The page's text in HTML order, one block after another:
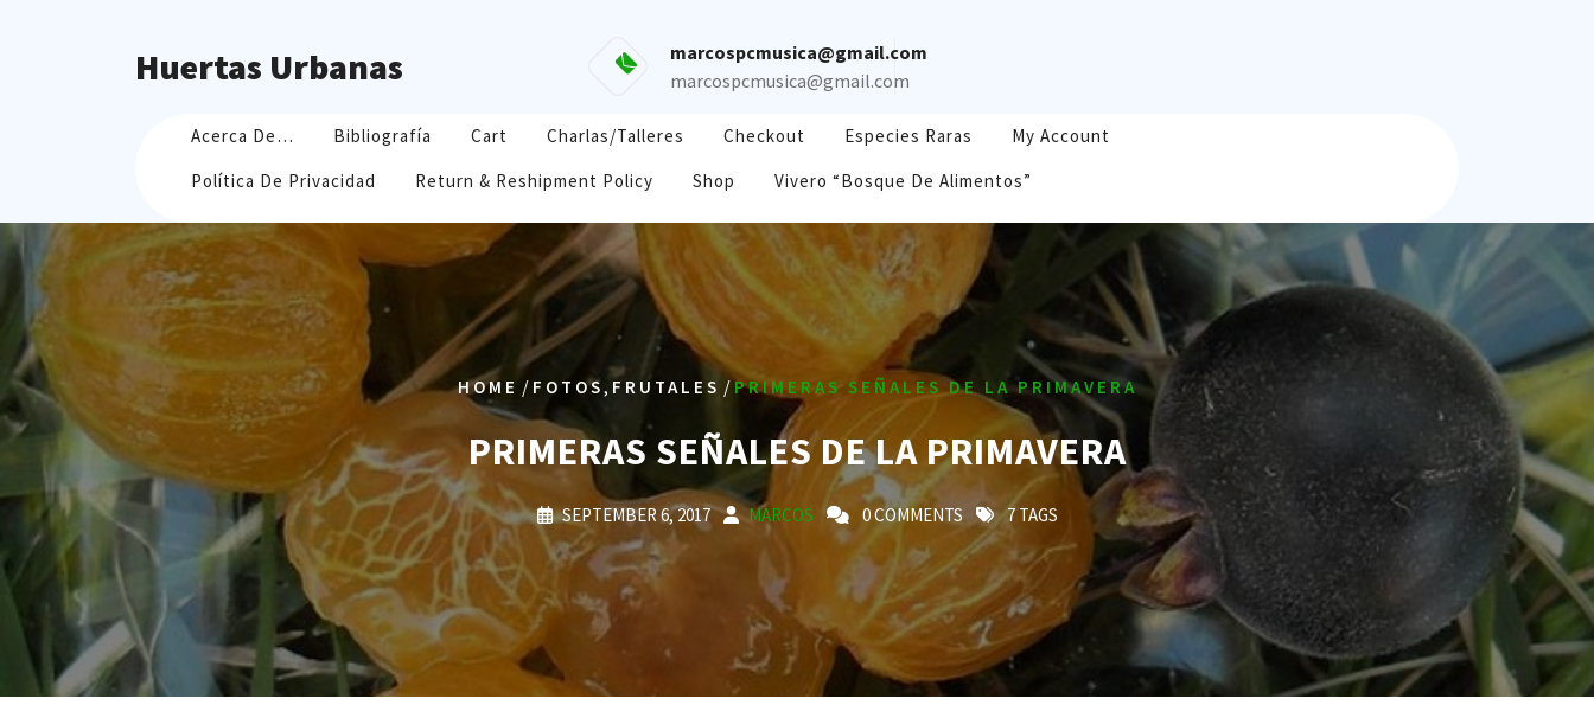
Huertas Urbanas
marcospcmusica@gmail.com
marcospcmusica@gmail.com
Acerca De… Bibliografía Cart Charlas/Talleres Checkout Especies Raras
My Account
Política De Privacidad
Return & Reshipment Policy Shop Vivero “Bosque De Alimentos”
HOME / FOTOS, FRUTALES /PRIMERAS SEÑALES DE LA PRIMAVERA
PRIMERAS SEÑALES DE LA PRIMAVERA
SEPTEMBER 6, 2017 MARCOS 0 COMMENTS 7 TAGS